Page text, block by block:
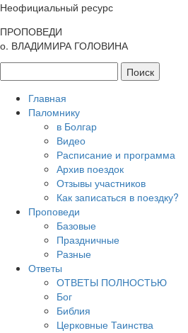
Неофициальный ресурс
ПРОПОВЕДИ
о. ВЛАДИМИРА ГОЛОВИНА
Главная
Паломнику
в Болгар
Видео
Расписание и программа
Архив поездок
Отзывы участников
Как записаться в поездку?
Проповеди
Базовые
Праздничные
Разные
Ответы
ОТВЕТЫ ПОЛНОСТЬЮ
Бог
Библия
Церковные Таинства